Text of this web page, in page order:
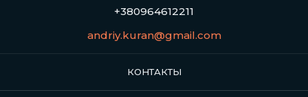
+380964612211
andriy.kuran@gmail.com
КОНТАКТЫ